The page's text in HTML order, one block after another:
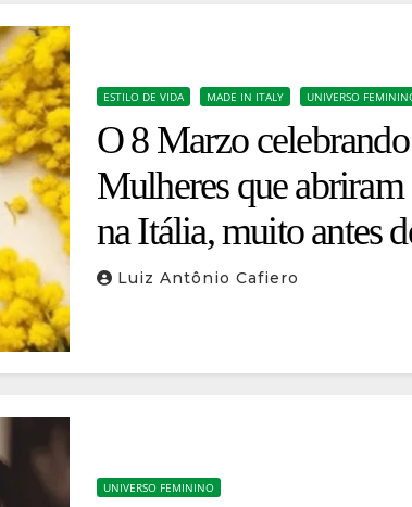
ESTILO DE VIDA MADE IN ITALY UNIVERSO
O 8 Marzo
Mulheres que
na Itália, muito antes
Luiz Antônio Cafiero
UNIVERSO FEMININO